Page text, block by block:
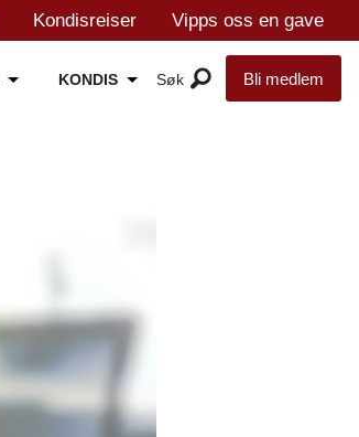
Kondisreiser Vipps oss en gave
KONDIS Bli medlem